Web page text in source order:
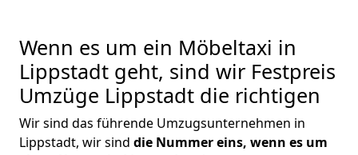
Wenn es um ein Möbeltaxi in
Lippstadt geht, sind wir Festpreis
Umzüge Lippstadt die richtigen
Wir sind das führende Umzugsunternehmen in
Lippstadt, wir sind die Nummer eins, wenn es um